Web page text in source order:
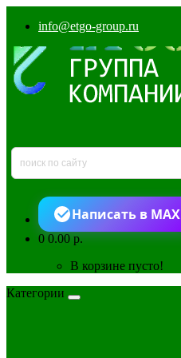
info@etgo-group.ru
Написать в MAX
00.00 р.
В корзине пусто!
Категории